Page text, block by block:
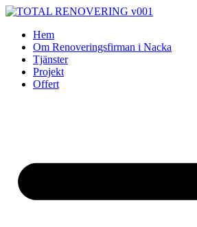
Skip
contentHem
Om Renoveringsfirman i Nacka
Tjänster
Projekt
Offert